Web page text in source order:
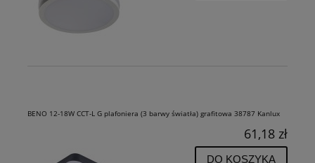
BENO 12-18W CCT-L G plafoniera (3 barwy światła) grafitowa 38787 Kanlux
61,18 zł
DO KOSZYKA